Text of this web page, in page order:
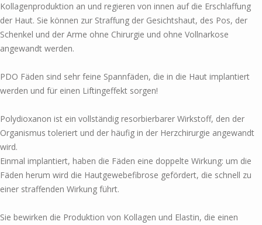
Kollagenproduktion an und regieren von innen auf die Erschlaffung
der Haut. Sie können zur Straffung der Gesichtshaut, des Pos, der
Schenkel und der Arme ohne Chirurgie und ohne Vollnarkose
angewandt werden.
PDO Fäden sind sehr feine Spannfäden, die in die Haut implantiert
werden und für einen Liftingeffekt sorgen!
Polydioxanon ist ein vollständig resorbierbarer Wirkstoff, den der
Organismus toleriert und der häufig in der Herzchirurgie angewandt
wird.
Einmal implantiert, haben die Fäden eine doppelte Wirkung: um die
Fäden herum wird die Hautgewebefibrose gefördert, die schnell zu
einer straffenden Wirkung führt.
Sie bewirken die Produktion von Kollagen und Elastin, die einen